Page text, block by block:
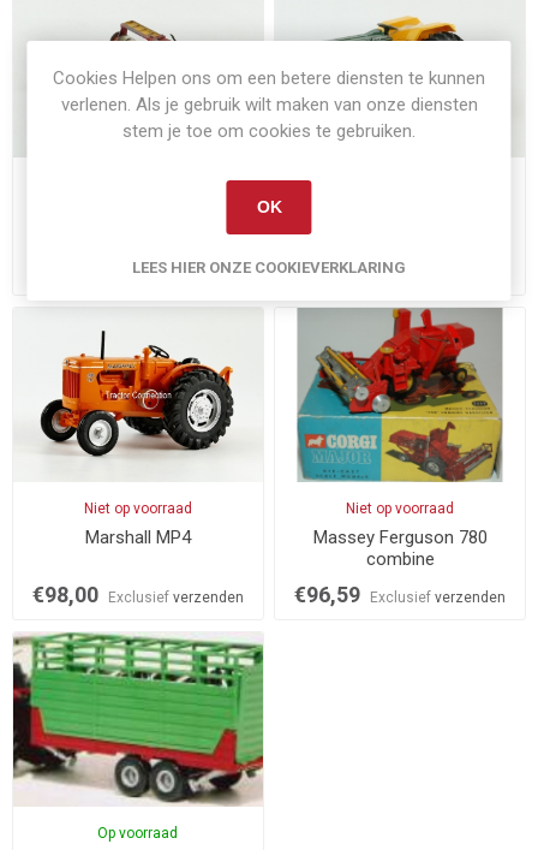
Exclusiefverzenden €10,00 Exclusief
Niet op voorraad
Marshall MP4
€98,00 Exclusief verzenden
Niet op voorraad
Massey Ferguson 780
combine
€96,59 Exclusiefverzenden
Op voorraad
Cookies Helpen ons om een betere diensten te kunnen
verlenen. Als je gebruik wilt maken van onze diensten
stem je toe om cookies te gebruiken.
OK
LEES HIER ONZE COOKIEVERKLARING